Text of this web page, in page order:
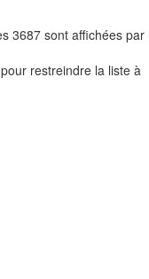
3687 sont affichées par
restreindre la liste à